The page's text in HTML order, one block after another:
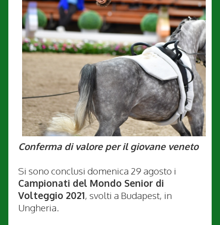
Conferma di valore per il giovane veneto
Si sono conclusi domenica 29 agosto i
Campionati del Mondo Senior di
Volteggio 2021, svolti a Budapest, in
Ungheria.